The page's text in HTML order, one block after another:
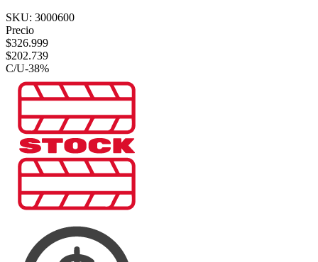
SKU: 3000600
Precio
$326.999
$202.739
C/U-38%